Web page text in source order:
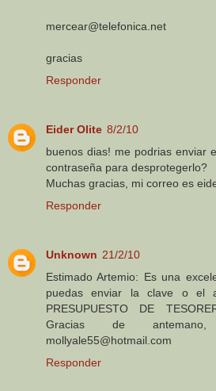
mercear@telefonica.net
gracias
Responder
Eider Olite 8/2/10
buenos dias! me podrias enviar
contraseña para desprotegerlo?
Muchas gracias, mi correo es
Responder
Unknown 21/2/10
Estimado Artemio: Es una
puedas enviar la clave o el
PRESUPUESTO DE
Gracias de
mollyale55@hotmail.com
Responder